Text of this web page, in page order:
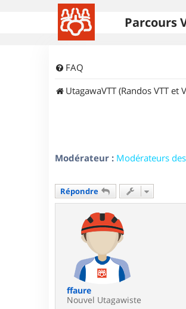
Parcours
FAQ
UtagawaVTT (Randos VTT et
Modérateur : Modérateurs
Répondre
ffaure
Nouvel Utagawiste